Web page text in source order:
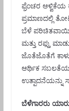
ಫ್ರೆಂಚರ ಆಳ್ವಿಕೆಯ
ಪ್ರಮಾಣದಲ್ಲಿ
ಬೆಳೆ
ಮತ್ತು ರಫ್ತು
ಜೊತೆಜೊತೆಗೆ
ಆರ್ಥಿಕ
ಉತ್ಪಾದನೆಯನ್ನು
ಬೆಳೆಗಾರರು